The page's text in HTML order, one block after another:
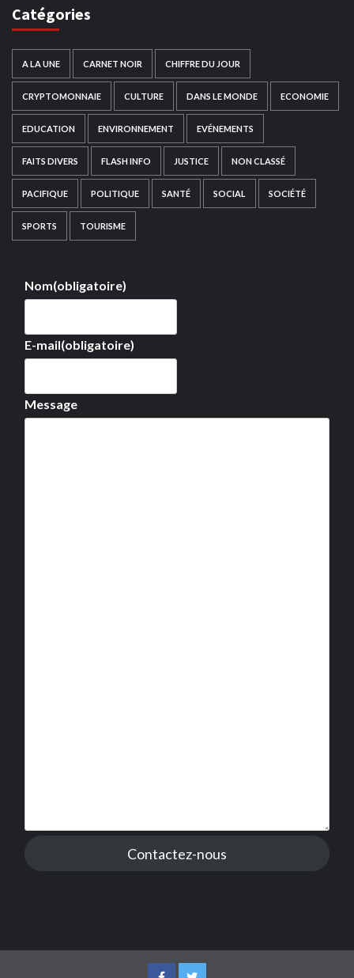
Catégories
A LA UNE CARNET NOIR CHIFFRE DU JOUR
CRYPTOMONNAIE CULTURE DANS LE MONDE ECONOMIE
EDUCATION ENVIRONNEMENT EVÉNEMENTS
FAITS DIVERS FLASH INFO JUSTICE NON CLASSÉ
PACIFIQUE POLITIQUE SANTÉ SOCIAL SOCIÉTÉ
SPORTS TOURISME
Nom(obligatoire)
E-mail(obligatoire)
Message
Contactez-nous